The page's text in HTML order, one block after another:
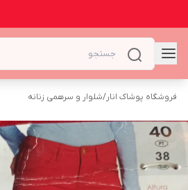
فروشگاه پوشاک انار/شلوار و سرهمی زنانه